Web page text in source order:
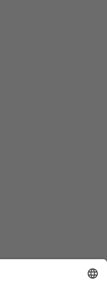
ein, für die Sie